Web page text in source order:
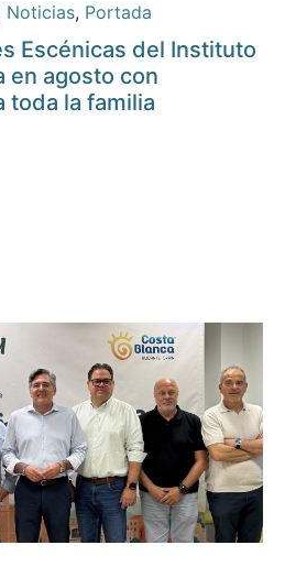
Noticias, Portada
Escénicas del Instituto
en agosto con
toda la familia